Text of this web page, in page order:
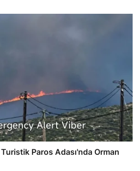
Paros Adası'nda Orman